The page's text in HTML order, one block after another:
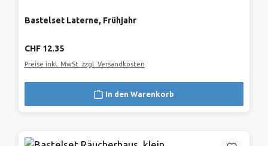
Bastelset Laterne, Frühjahr
Regulärer Preis:
CHF 12.35
Preise inkl. MwSt. zzgl. Versandkosten
In den Warenkorb